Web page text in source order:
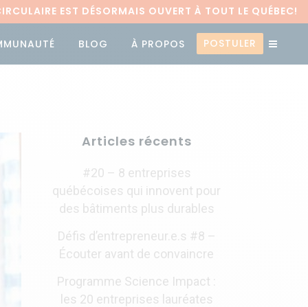
EST DÉSORMAIS OUVERT À TOUT LE QUÉBEC!
BLOG À PROPOS POSTULER
Articles récents
#20 – 8 entreprises
québécoises qui innovent pour
des bâtiments plus durables
Défis d’entrepreneur.e.s #8 –
Écouter avant de convaincre
Programme Science Impact :
les 20 entreprises lauréates